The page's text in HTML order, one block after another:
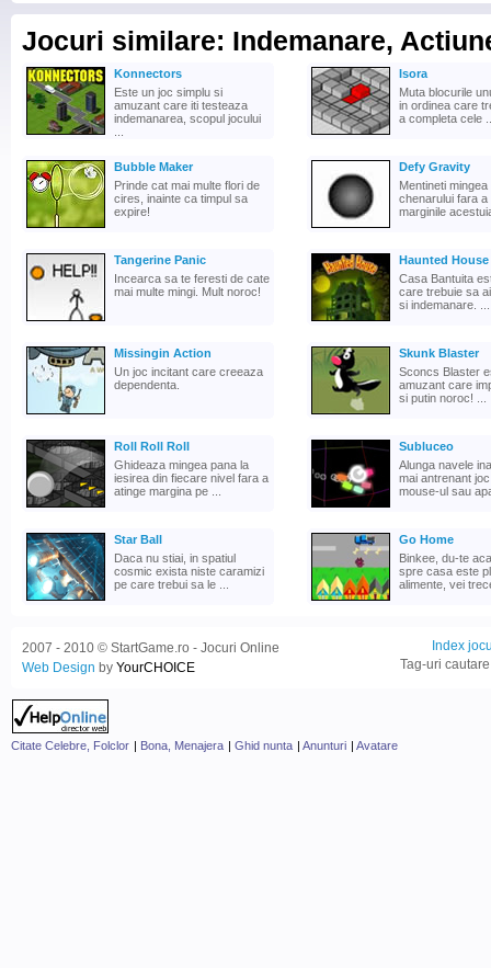
Jocuri similare: Indemanare,
Konnectors
Este un joc simplu si
amuzant care iti testeaza
indemanarea, scopul jocului
Isora
Muta blocurile
in ordinea care
a completa cele
Bubble Maker
Prinde cat mai multe flori de
cires, inainte ca timpul sa
expire!
Defy Gravity
Mentineti
chenarului fara a
marginile
Tangerine Panic
Incearca sa te feresti de cate
mai multe mingi. Mult noroc!
Haunted House
Casa Bantuita
care trebuie sa
si indemanare. ...
Missingin Action
Un joc incitant care creeaza
dependenta.
Skunk Blaster
Sconcs Blaster
amuzant care
si putin noroc! ...
Roll Roll Roll
Ghideaza mingea pana la
iesirea din fiecare nivel fara a
atinge margina pe ...
Subluceo
Alunga navele
mai antrenant
mouse-ul sau
Star Ball
Daca nu stiai, in spatiul
cosmic exista niste caramizi
pe care trebui sa le ...
Go Home
Binkee, du-te
spre casa este
alimente, vei
2007 - 2010 © StartGame.ro - Jocuri Online
Web Design by YourCHOICE
Index
Tag-uri
Citate Celebre, Folclor | Bona, Menajera | Ghid nunta | Anunturi | Avatare